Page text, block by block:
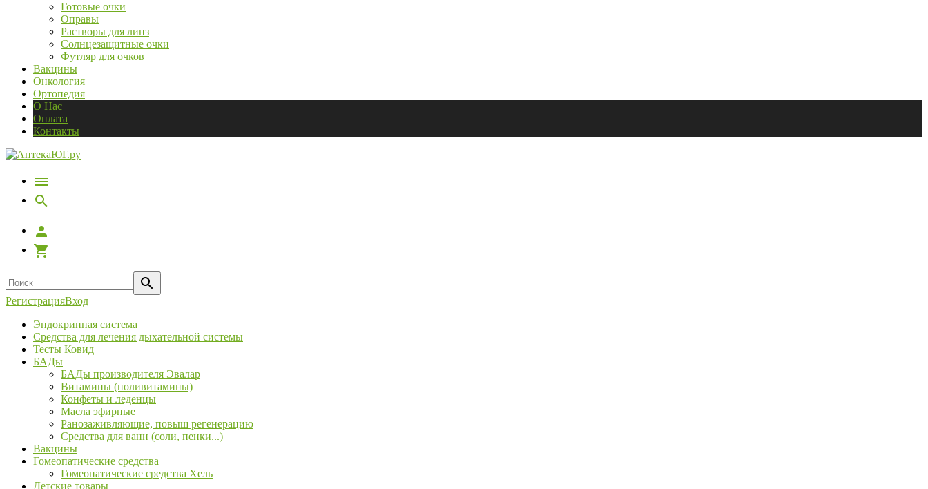
Готовые очки
Оправы
Растворы для линз
Солнцезащитные очки
Футляр для очков
Вакцины
Онкология
Ортопедия
О Нас
Оплата
Контакты
РегистрацияВход
Эндокринная система
Средства для лечения дыхательной системы
Тесты Ковид
БАДы
БАДы производителя Эвалар
Витамины (поливитамины)
Конфеты и леденцы
Масла эфирные
Ранозаживляющие, повыш регенерацию
Средства для ванн (соли, пенки...)
Вакцины
Гомеопатические средства
Гомеопатические средства Хель
Детские товары